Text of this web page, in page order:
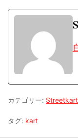
カテゴリー: Streetkart
タグ: kart